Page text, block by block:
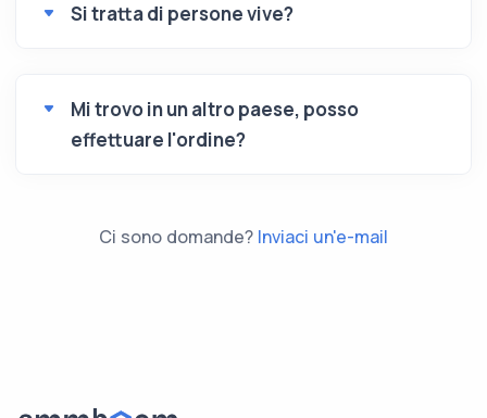
Si tratta di persone vive?
Mi trovo in un altro paese, posso
effettuare l'ordine?
Ci sono domande? Inviaci un'e-mail